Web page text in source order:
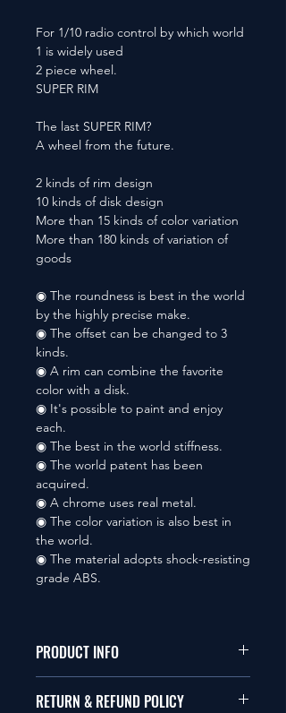
For 1/10 radio control by which world
1 is widely used
2 piece wheel.
SUPER RIM
The last SUPER RIM?
A wheel from the future.
2 kinds of rim design
10 kinds of disk design
More than 15 kinds of color variation
More than 180 kinds of variation of
goods
◉ The roundness is best in the world
by the highly precise make.
◉ The offset can be changed to 3
kinds.
◉ A rim can combine the favorite
color with a disk.
◉ It's possible to paint and enjoy
each.
◉ The best in the world stiffness.
◉ The world patent has been
acquired.
◉ A chrome uses real metal.
◉ The color variation is also best in
the world.
◉ The material adopts shock-resisting
grade ABS.
PRODUCT INFO
本品は1/10サイズのラジオコント
RETURN & REFUND POLICY